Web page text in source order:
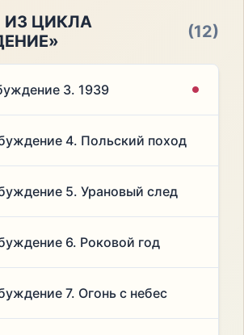
ИЗ ЦИКЛА
(12)
3. 1939
4. Польский поход
5. Урановый след
6. Роковой год
7. Огонь с небес